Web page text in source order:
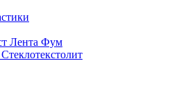
Лента Фум